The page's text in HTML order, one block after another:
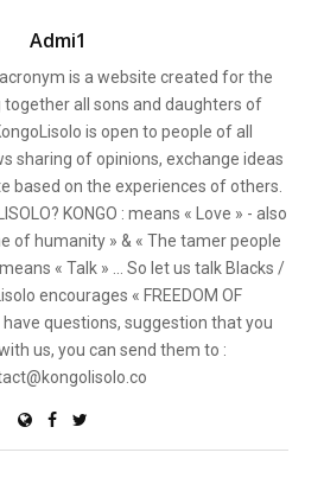
Admi1
acronym is a website created for the
all sons and daughters of
is open to people of all
sharing of opinions, exchange ideas
based on the experiences of others.
KONGO : means « Love » - also
of humanity » & « The tamer people
« Talk » ... So let us talk Blacks /
encourages « FREEDOM OF
have questions, suggestion that you
us, you can send them to :